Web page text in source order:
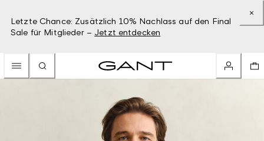
Letzte Chance: Zusätzlich 10% Nachlass auf den Final
Sale für Mitglieder – Jetzt entdecken